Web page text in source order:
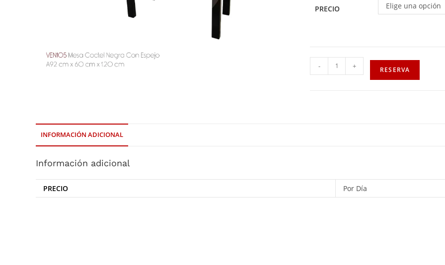
PRECIO Elige una opción
- + RESERVA
INFORMACIÓN ADICIONAL
Información adicional
PRECIO Por Día